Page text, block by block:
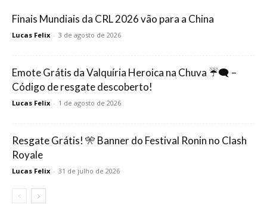
Finais Mundiais da CRL 2026 vão para a China
Lucas Felix - 3 de agosto de 2026
Emote Grátis da Valquíria Heroica na Chuva ☔🗨️ –
Código de resgate descoberto!
Lucas Felix - 1 de agosto de 2026
Resgate Grátis! 🎌 Banner do Festival Ronin no Clash
Royale
Lucas Felix - 31 de julho de 2026